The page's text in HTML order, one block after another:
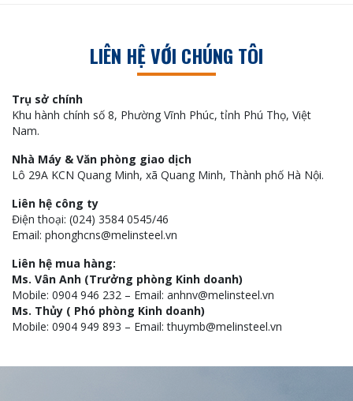
LIÊN HỆ VỚI CHÚNG TÔI
Trụ sở chính
Khu hành chính số 8, Phường Vĩnh Phúc, tỉnh Phú Thọ, Việt
Nam.
Nhà Máy & Văn phòng giao dịch
Lô 29A KCN Quang Minh, xã Quang Minh, Thành phố Hà Nội.
Liên hệ công ty
Điện thoại: (024) 3584 0545/46
Email: phonghcns@melinsteel.vn
Liên hệ mua hàng:
Ms. Vân Anh (Trưởng phòng Kinh doanh)
Mobile: 0904 946 232 – Email: anhnv@melinsteel.vn
Ms. Thủy ( Phó phòng Kinh doanh)
Mobile: 0904 949 893 – Email: thuymb@melinsteel.vn